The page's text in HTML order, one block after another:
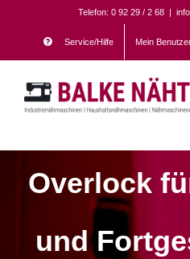
content
Telefon: 0 92 29 / 2 68 |
Service/Hilfe Mein
Overlock
und